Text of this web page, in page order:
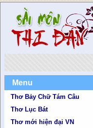
Menu
Thơ Bảy Chữ Tám Câu
Thơ Lục Bát
Thơ mới hiện đại VN